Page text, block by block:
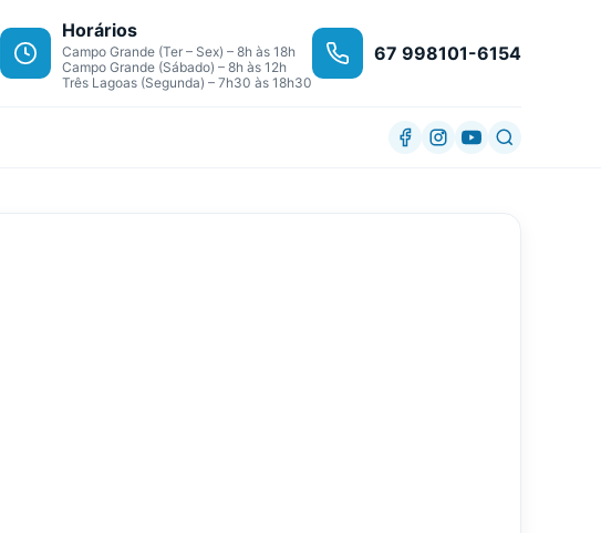
Horários
Campo Grande (Ter – Sex) – 8h às 18h
Campo Grande (Sábado) – 8h às 12h
Três Lagoas (Segunda) – 7h30 às 18h30
67 998101-6154